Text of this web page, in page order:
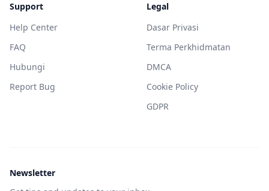
Support
Help Center
FAQ
Hubungi
Report Bug
Legal
Dasar Privasi
Terma Perkhidmatan
DMCA
Cookie Policy
GDPR
Newsletter